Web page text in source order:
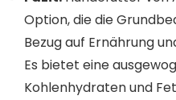
Option, die die
Bezug auf Ernährung
Es bietet eine
Kohlenhydraten und